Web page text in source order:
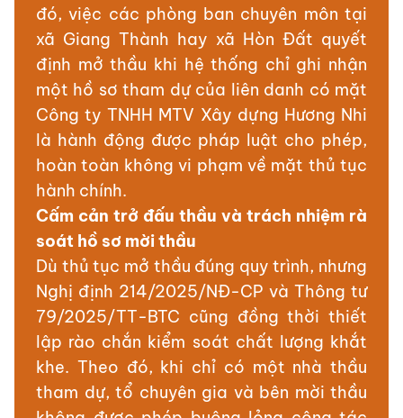
đó, việc các phòng ban chuyên môn tại
xã Giang Thành hay xã Hòn Đất quyết
định mở thầu khi hệ thống chỉ ghi nhận
một hồ sơ tham dự của liên danh có mặt
Công ty TNHH MTV Xây dựng Hương Nhi
là hành động được pháp luật cho phép,
hoàn toàn không vi phạm về mặt thủ tục
hành chính.
Cấm cản trở đấu thầu và trách nhiệm rà
soát hồ sơ mời thầu
Dù thủ tục mở thầu đúng quy trình, nhưng
Nghị định 214/2025/NĐ-CP và Thông tư
79/2025/TT-BTC cũng đồng thời thiết
lập rào chắn kiểm soát chất lượng khắt
khe. Theo đó, khi chỉ có một nhà thầu
tham dự, tổ chuyên gia và bên mời thầu